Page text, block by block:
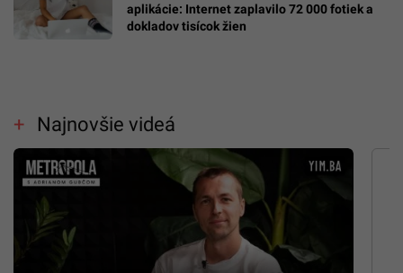
aplikácie: Internet zaplavilo 72 000 fotiek a
dokladov tisícok žien
Najnovšie videá